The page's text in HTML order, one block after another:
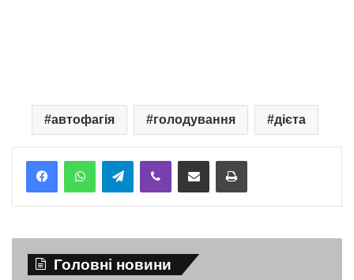
автофагія голодування дієта
TelegramViber Надіслати електронною поштоюНадрукувати
Головні новини